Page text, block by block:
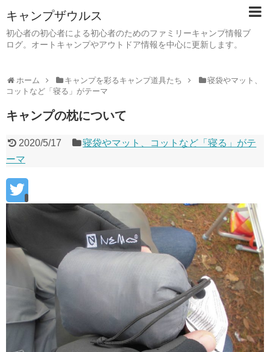
キャンプザウルス
初心者の初心者による初心者のためのファミリーキャンプ情報ブ
ログ。オートキャンプやアウトドア情報を中心に更新します。
ホーム キャンプを彩るキャンプ道具たち
寝袋やマット、
コットなど「寝る」がテーマ
キャンプの枕について
2020/5/17
寝袋やマット、コットなど「寝る」がテ
ーマ